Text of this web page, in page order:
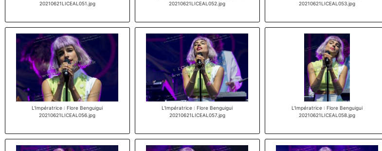
20210621LICEAL051.jpg
20210621LICEAL052.jpg
20210621LICEAL053.jpg
L'Impératrice : Flore Benguigui
20210621LICEAL056.jpg
L'Impératrice : Flore Benguigui
20210621LICEAL057.jpg
L'Impératrice : Flore Benguigui
20210621LICEAL058.jpg